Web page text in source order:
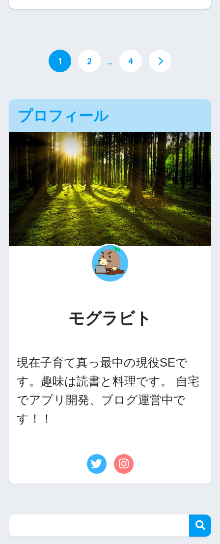
1 2 … 4
プロフィール
モグラビト
現在子育て真っ最中の現役SEで
す。趣味は読書と料理です。 自宅
でアプリ開発、ブログ運営中で
す！！